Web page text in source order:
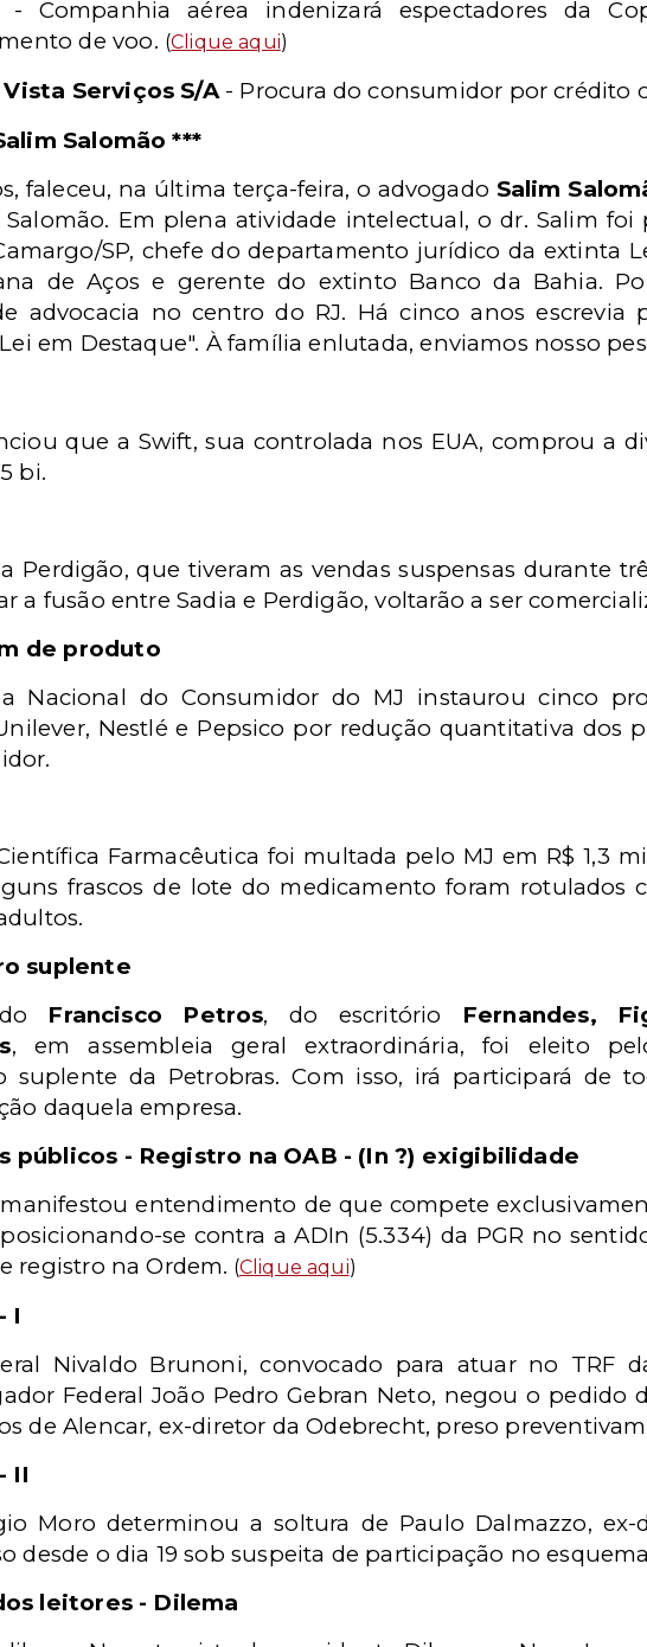
Companhia aérea indenizará espectadores da
de voo. (Clique aqui)
Vista Serviços S/A - Procura do consumidor por crédito
Salomão ***
faleceu, na última terça-feira, o advogado Salim
Salomão. Em plena atividade intelectual, o dr. Salim
SP, chefe do departamento jurídico da extinta
de Aços e gerente do extinto Banco da Bahia.
advocacia no centro do RJ. Há cinco anos escrevia
em Destaque". À família enlutada, enviamos nosso
que a Swift, sua controlada nos EUA, comprou a
bi.
Perdigão, que tiveram as vendas suspensas durante
a fusão entre Sadia e Perdigão, voltarão a ser
de produto
Nacional do Consumidor do MJ instaurou cinco
Nestlé e Pepsico por redução quantitativa dos
Farmacêutica foi multada pelo MJ em R$ 1,3
frascos de lote do medicamento foram rotulados
suplente
Francisco Petros, do escritório Fernandes,
,
em assembleia geral extraordinária, foi eleito
suplente da Petrobras. Com isso, irá participará de
daquela empresa.
públicos - Registro na OAB - (In ?) exigibilidade
manifestou entendimento de que compete
se contra a ADIn (5.334) da PGR no
registro na Ordem. (Clique aqui)
I
Nivaldo Brunoni, convocado para atuar no TRF
Federal João Pedro Gebran Neto, negou o pedido
de Alencar, ex-diretor da Odebrecht, preso
II
Moro determinou a soltura de Paulo Dalmazzo, ex-
desde o dia 19 sob suspeita de participação no
leitores - Dilema